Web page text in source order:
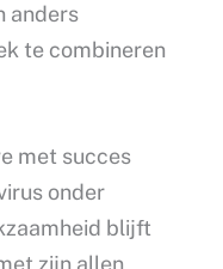
anders
te combineren
met succes
onder
blijft
zijn allen